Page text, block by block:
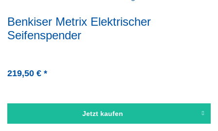
Benkiser Metrix Elektrischer
Seifenspender
219,50 € *
Jetzt kaufen